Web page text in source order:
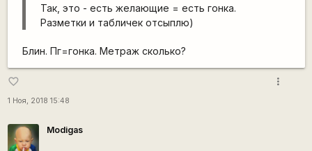
Так, это - есть желающие = есть гонка.
Разметки и табличек отсыплю)
Блин. Пг=гонка. Метраж сколько?
favorite_border
1 Ноя, 2018 15:48
more_vert
Modigas